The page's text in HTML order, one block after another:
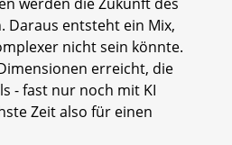
Daraus entsteht ein Mix,
nicht sein könnte.
erreicht, die
- fast nur noch mit KI
Zeit also für einen